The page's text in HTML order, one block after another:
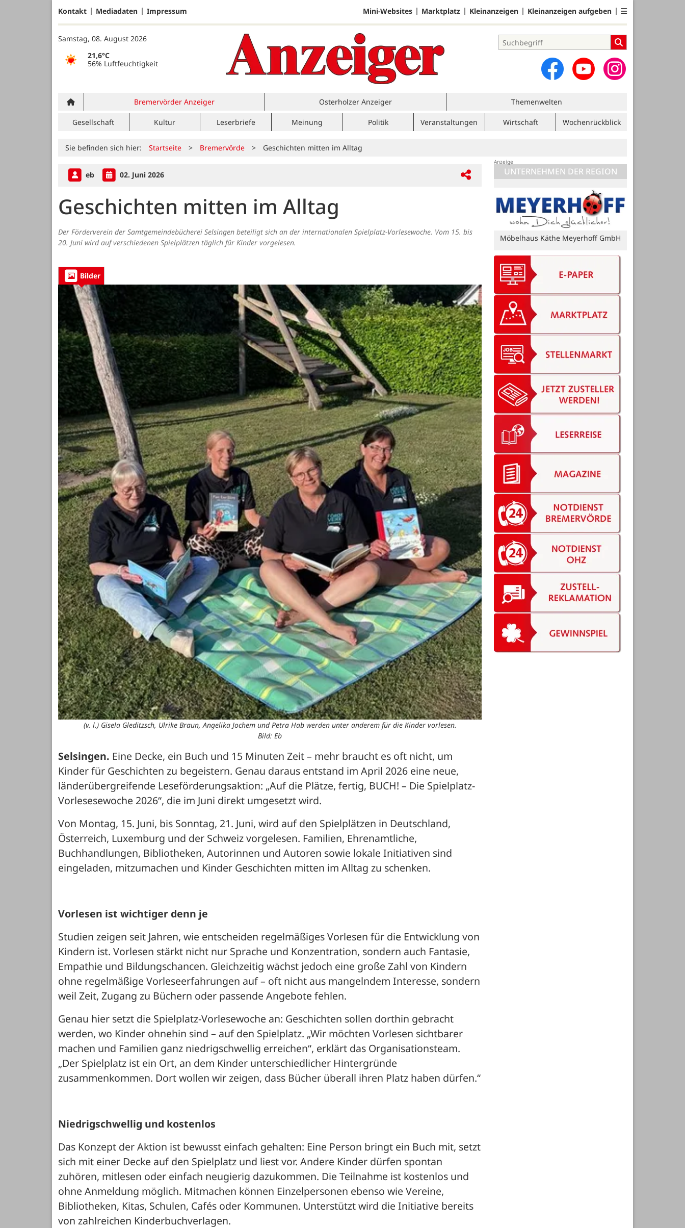
Kontakt Mediadaten Impressum Mini-Websites Marktplatz Kleinanzeigen Kleinanzeigen aufgeben
Samstag, 08. August 2026
21,6°C
56% Luftfeuchtigkeit
Bremervörder Anzeiger Osterholzer Anzeiger Themenwelten
Gesellschaft Kultur Leserbriefe Meinung Politik Veranstaltungen Wirtschaft Wochenrückblick
Sie befinden sich hier: Startseite > Bremervörde > Geschichten mitten im Alltag
eb 02. Juni 2026
Geschichten mitten im Alltag
Der Förderverein der Samtgemeindebücherei Selsingen beteiligt sich an der internationalen Spielplatz-Vorlesewoche. Vom 15. bis
20. Juni wird auf verschiedenen Spielplätzen täglich für Kinder vorgelesen.
Bilder
(v. l.) Gisela Gleditzsch, Ulrike Braun, Angelika Jochem und Petra Hab werden unter anderem für die Kinder vorlesen.
Bild: Eb
Selsingen. Eine Decke, ein Buch und 15 Minuten Zeit – mehr braucht es oft nicht, um
Kinder für Geschichten zu begeistern. Genau daraus entstand im April 2026 eine neue,
länderübergreifende Leseförderungsaktion: „Auf die Plätze, fertig, BUCH! – Die Spielplatz-
Vorlesesewoche 2026“, die im Juni direkt umgesetzt wird.
Von Montag, 15. Juni, bis Sonntag, 21. Juni, wird auf den Spielplätzen in Deutschland,
Österreich, Luxemburg und der Schweiz vorgelesen. Familien, Ehrenamtliche,
Buchhandlungen, Bibliotheken, Autorinnen und Autoren sowie lokale Initiativen sind
eingeladen, mitzumachen und Kinder Geschichten mitten im Alltag zu schenken.
Vorlesen ist wichtiger denn je
Studien zeigen seit Jahren, wie entscheiden regelmäßiges Vorlesen für die Entwicklung von
Kindern ist. Vorlesen stärkt nicht nur Sprache und Konzentration, sondern auch Fantasie,
Empathie und Bildungschancen. Gleichzeitig wächst jedoch eine große Zahl von Kindern
ohne regelmäßige Vorleseerfahrungen auf – oft nicht aus mangelndem Interesse, sondern
weil Zeit, Zugang zu Büchern oder passende Angebote fehlen.
Genau hier setzt die Spielplatz-Vorlesewoche an: Geschichten sollen dorthin gebracht
werden, wo Kinder ohnehin sind – auf den Spielplatz. „Wir möchten Vorlesen sichtbarer
machen und Familien ganz niedrigschwellig erreichen“, erklärt das Organisationsteam.
„Der Spielplatz ist ein Ort, an dem Kinder unterschiedlicher Hintergründe
zusammenkommen. Dort wollen wir zeigen, dass Bücher überall ihren Platz haben dürfen.“
Niedrigschwellig und kostenlos
Das Konzept der Aktion ist bewusst einfach gehalten: Eine Person bringt ein Buch mit, setzt
sich mit einer Decke auf den Spielplatz und liest vor. Andere Kinder dürfen spontan
zuhören, mitlesen oder einfach neugierig dazukommen. Die Teilnahme ist kostenlos und
ohne Anmeldung möglich. Mitmachen können Einzelpersonen ebenso wie Vereine,
Bibliotheken, Kitas, Schulen, Cafés oder Kommunen. Unterstützt wird die Initiative bereits
von zahlreichen Kinderbuchverlagen.
UNTERNEHMEN DER REGION
Bäckerei Rolf GmbH